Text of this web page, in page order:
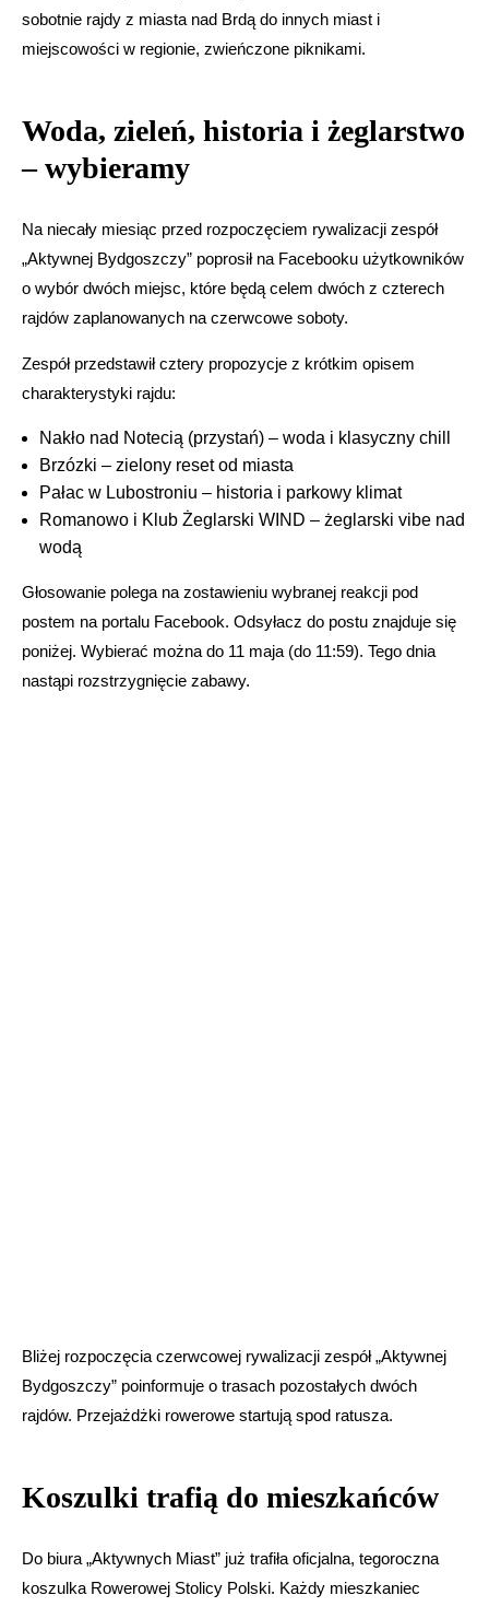
sobotnie rajdy z miasta nad Brdą do innych miast i
miejscowości w regionie, zwieńczone piknikami.
Woda, zieleń, historia i żeglarstwo
– wybieramy
Na niecały miesiąc przed rozpoczęciem rywalizacji zespół
„Aktywnej Bydgoszczy” poprosił na Facebooku użytkowników
o wybór dwóch miejsc, które będą celem dwóch z czterech
rajdów zaplanowanych na czerwcowe soboty.
Zespół przedstawił cztery propozycje z krótkim opisem
charakterystyki rajdu:
Nakło nad Notecią (przystań) – woda i klasyczny chill
Brzózki – zielony reset od miasta
Pałac w Lubostroniu – historia i parkowy klimat
Romanowo i Klub Żeglarski WIND – żeglarski vibe nad
wodą
Głosowanie polega na zostawieniu wybranej reakcji pod
postem na portalu Facebook. Odsyłacz do postu znajduje się
poniżej. Wybierać można do 11 maja (do 11:59). Tego dnia
nastąpi rozstrzygnięcie zabawy.
Bliżej rozpoczęcia czerwcowej rywalizacji zespół „Aktywnej
Bydgoszczy” poinformuje o trasach pozostałych dwóch
rajdów. Przejażdżki rowerowe startują spod ratusza.
Koszulki trafią do mieszkańców
Do biura „Aktywnych Miast” już trafiła oficjalna, tegoroczna
koszulka Rowerowej Stolicy Polski. Każdy mieszkaniec